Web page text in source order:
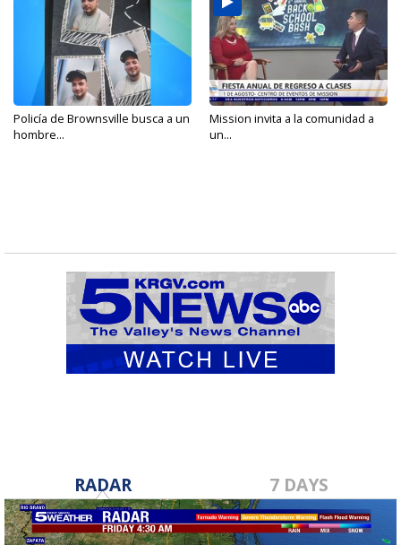
Policía de Brownsville busca a un
hombre...
Mission invita a la comunidad a
un...
RADAR 7 DAYS